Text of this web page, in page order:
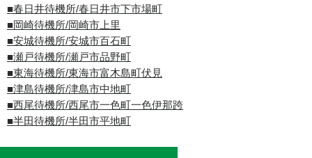
■春日井待機所/春日井市下市場町
■岡崎待機所/岡崎市上里
■安城待機所/安城市百石町
■瀬戸待機所/瀬戸市品野町
■東海待機所/東海市富木島町伏見
■津島待機所/津島市中地町
■西尾待機所/西尾市一色町一色伊那跨
■半田待機所/半田市平地町